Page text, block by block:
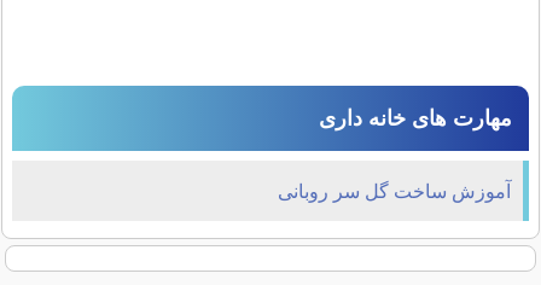
مهارت های خانه داری
آموزش ساخت گل سر روبانی